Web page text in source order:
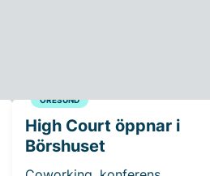
ÖRESUND
High Court öppnar i
Börshuset